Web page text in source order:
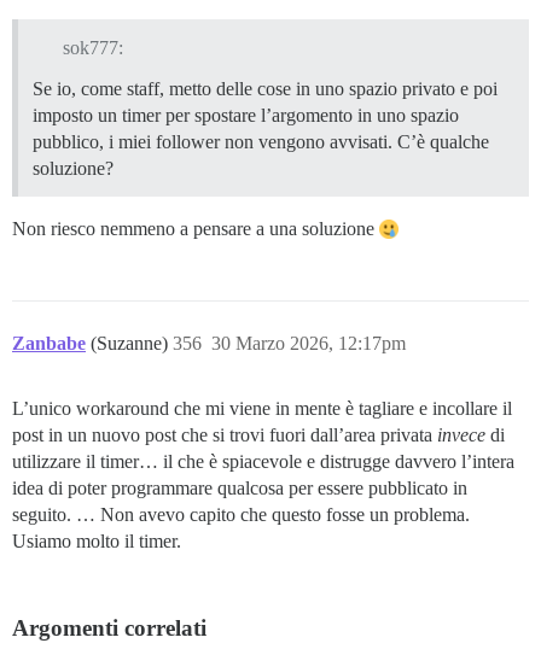
sok777:
Se io, come staff, metto delle cose in uno spazio privato e poi
imposto un timer per spostare l’argomento in uno spazio
pubblico, i miei follower non vengono avvisati. C’è qualche
soluzione?
Non riesco nemmeno a pensare a una soluzione
Zanbabe (Suzanne) 30 Marzo 2026, 12:17pm
356
L’unico workaround che mi viene in mente è tagliare e incollare il
post in un nuovo post che si trovi fuori dall’area privata invece di
utilizzare il timer… il che è spiacevole e distrugge davvero l’intera
idea di poter programmare qualcosa per essere pubblicato in
seguito. … Non avevo capito che questo fosse un problema.
Usiamo molto il timer.
Argomenti correlati